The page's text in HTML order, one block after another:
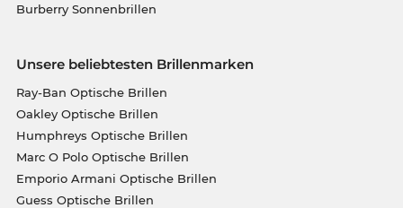
Burberry Sonnenbrillen
Unsere beliebtesten Brillenmarken
Ray-Ban Optische Brillen
Oakley Optische Brillen
Humphreys Optische Brillen
Marc O Polo Optische Brillen
Emporio Armani Optische Brillen
Guess Optische Brillen